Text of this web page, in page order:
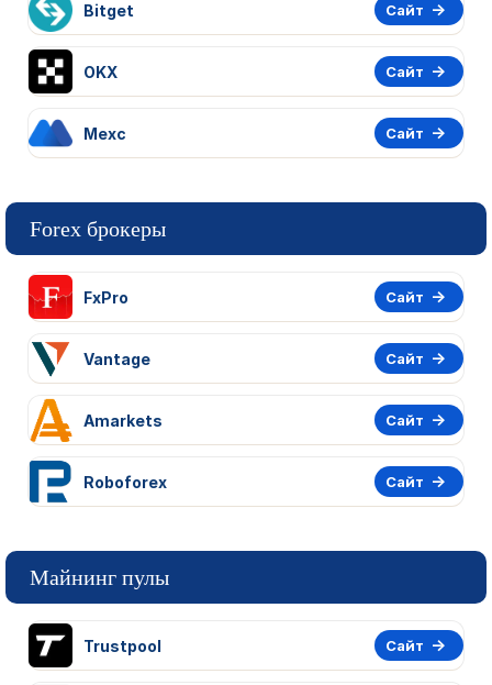
Bitget Сайт
OKX Сайт
Mexc Сайт
Forex брокеры
FxPro Сайт
Vantage Сайт
Amarkets Сайт
Roboforex Сайт
Майнинг пулы
Trustpool Сайт